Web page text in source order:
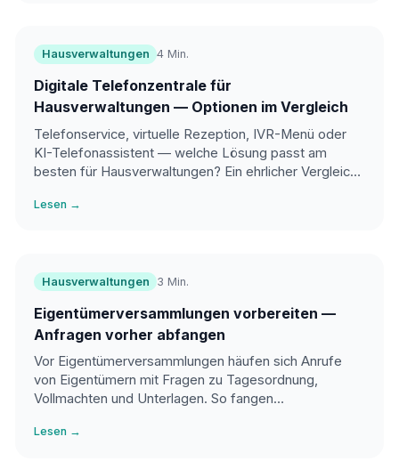
Hausverwaltungen 4 Min.
Digitale Telefonzentrale für
Hausverwaltungen — Optionen im Vergleich
Telefonservice, virtuelle Rezeption, IVR-Menü oder
KI-Telefonassistent — welche Lösung passt am
besten für Hausverwaltungen? Ein ehrlicher Vergleich
Lesen →
Hausverwaltungen 3 Min.
Eigentümerversammlungen vorbereiten —
Anfragen vorher abfangen
Vor Eigentümerversammlungen häufen sich Anrufe
von Eigentümern mit Fragen zu Tagesordnung,
Vollmachten und Unterlagen. So fangen
Lesen →